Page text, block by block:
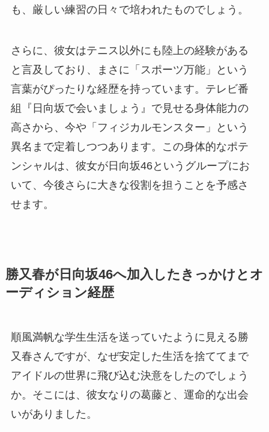
も、厳しい練習の日々で培われたものでしょう。
さらに、彼女はテニス以外にも陸上の経験がある
と言及しており、まさに「スポーツ万能」という
言葉がぴったりな経歴を持っています。テレビ番
組『日向坂で会いましょう』で見せる身体能力の
高さから、今や「フィジカルモンスター」という
異名まで定着しつつあります。この身体的なポテ
ンシャルは、彼女が日向坂46というグループにお
いて、今後さらに大きな役割を担うことを予感さ
せます。
勝又春が日向坂46へ加入したきっかけとオ
ーディション経歴
順風満帆な学生生活を送っていたように見える勝
又春さんですが、なぜ安定した生活を捨ててまで
アイドルの世界に飛び込む決意をしたのでしょう
か。そこには、彼女なりの葛藤と、運命的な出会
いがありました。